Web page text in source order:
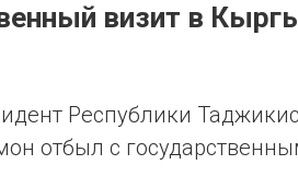
визит в
Республики
отбыл с